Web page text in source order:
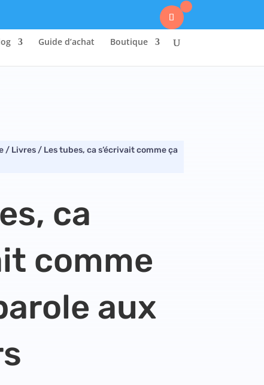
Guide d’achat Boutique
/ Livres/ Les tubes, ca s’écrivait comme ça
ca
comme
aux